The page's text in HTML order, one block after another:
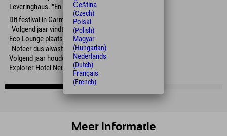
Leveringhaus. "En de gasten waren enthousiast."
Dit festival in Garmisch was slechts het begin.
"Volgend jaar vindt er weer een Explorer Hotels
Eco Lounge plaats," benadrukte Leveringhaus.
"Noteer dus alvast 23 april 2027 in uw agenda.
Volgend jaar houden we het festival in het
Explorer Hotel Neuschwanstein."
Meer informatie
Čeština
(Czech)
Polski
(Polish)
Magyar
(Hungarian)
Nederlands
(Dutch)
Français
(French)